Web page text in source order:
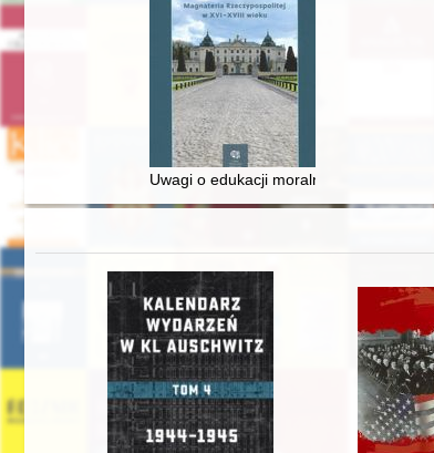
Uwagi o edukacji moralnej synów